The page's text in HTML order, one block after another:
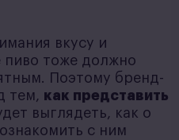
вкусу и
пиво тоже должно
Поэтому бренд-
тем, как представить
выглядеть, как о
с ним